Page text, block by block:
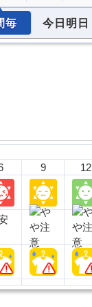
毎 今日明日
9 12